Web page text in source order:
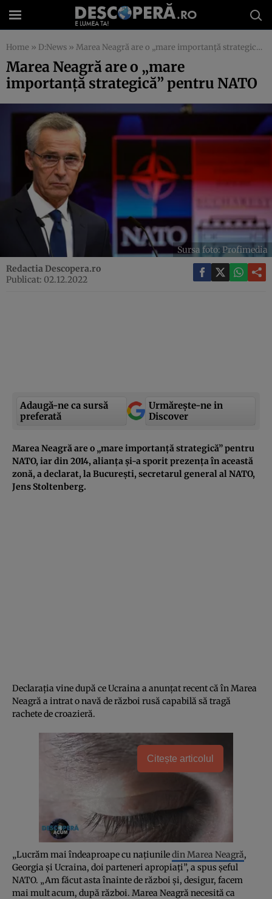
Home » D:News » Marea Neagră are o „mare importanță strategică” pentru NATO
Marea Neagră are o „mare
importanță strategică” pentru NATO
Sursa foto: Profimedia
Redactia Descopera.ro
Publicat: 02.12.2022
Adaugă-ne ca sursă
preferată
Urmărește-ne in
Discover
Marea Neagră are o „mare importanță strategică” pentru
NATO, iar din 2014, alianța și-a sporit prezența în această
zonă, a declarat, la București, secretarul general al NATO,
Jens Stoltenberg.
Declarația vine după ce Ucraina a anunțat recent că în Marea
Neagră a intrat o navă de război rusă capabilă să tragă
rachete de croazieră.
Citește articolul
„Lucrăm mai îndeaproape cu națiuniledin Marea Neagră,
Georgia și Ucraina, doi parteneri apropiați”, a spus șeful
NATO. „Am făcut asta înainte de război și, desigur, facem
mai mult acum, după război. Marea Neagră necesită ca